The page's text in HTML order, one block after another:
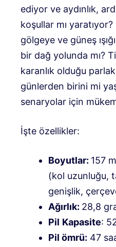
ediyor ve aydınlık,
koşullar mı
gölgeye ve güneş
bir dağ yolunda mı?
karanlık olduğu
günlerden birini mi
senaryolar için
İşte özellikler:
Boyutlar: 157
(kol uzunluğu,
genişlik,
Ağırlık: 28,8
Pil Kapasite:
Pil ömrü: 47